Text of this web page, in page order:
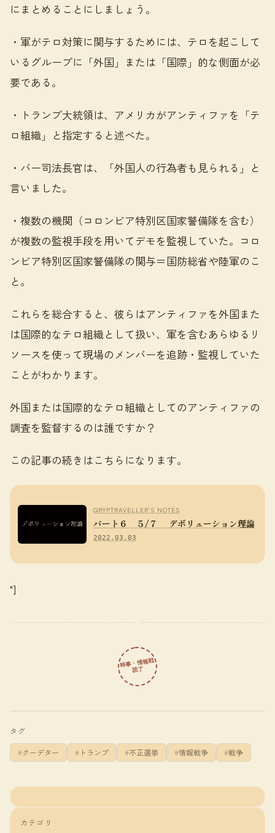
にまとめることにしましょう。
・軍がテロ対策に関与するためには、テロを起こして
いるグループに「外国」または「国際」的な側面が必
要である。
・トランプ大統領は、アメリカがアンティファを「テ
ロ組織」と指定すると述べた。
・バー司法長官は、「外国人の行為者も見られる」と
言いました。
・複数の機関（コロンビア特別区国家警備隊を含む）
が複数の監視手段を用いてデモを監視していた。コロ
ンビア特別区国家警備隊の関与＝国防総省や陸軍のこ
と。
これらを総合すると、彼らはアンティファを外国また
は国際的なテロ組織として扱い、軍を含むあらゆるリ
ソースを使って現場のメンバーを追跡・監視していた
ことがわかります。
外国または国際的なテロ組織としてのアンティファの
調査を監督するのは誰ですか？
この記事の続きはこちらになります。
QRYPTRAVELLER'S NOTES
パート６ ５/７ デボリューション理論
2022.03.03
"]
時事・情報戦
読了
タグ
クーデター トランプ 不正選挙 情報戦争 戦争
カテゴリ